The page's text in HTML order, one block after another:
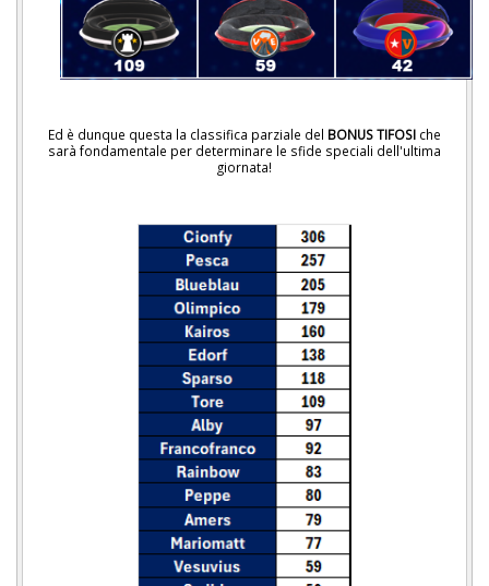
Ed è dunque questa la classifica parziale del BONUS TIFOSI che
sarà fondamentale per determinare le sfide speciali dell'ultima
giornata!